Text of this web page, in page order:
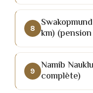
8 km)
9 Namib
complète)